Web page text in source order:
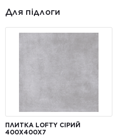
Для підлоги
ПЛИТКА LOFTY СІРИЙ
400Х400Х7